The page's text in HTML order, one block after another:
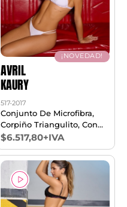
¡NOVEDAD!
AVRIL
KAURY
517-2017
Conjunto De Microfibra,
Corpiño Triangulito, Con
Breteles Circulares Dobles
Regulables Y Cola Less.
T85/100
$6.517,80+IVA